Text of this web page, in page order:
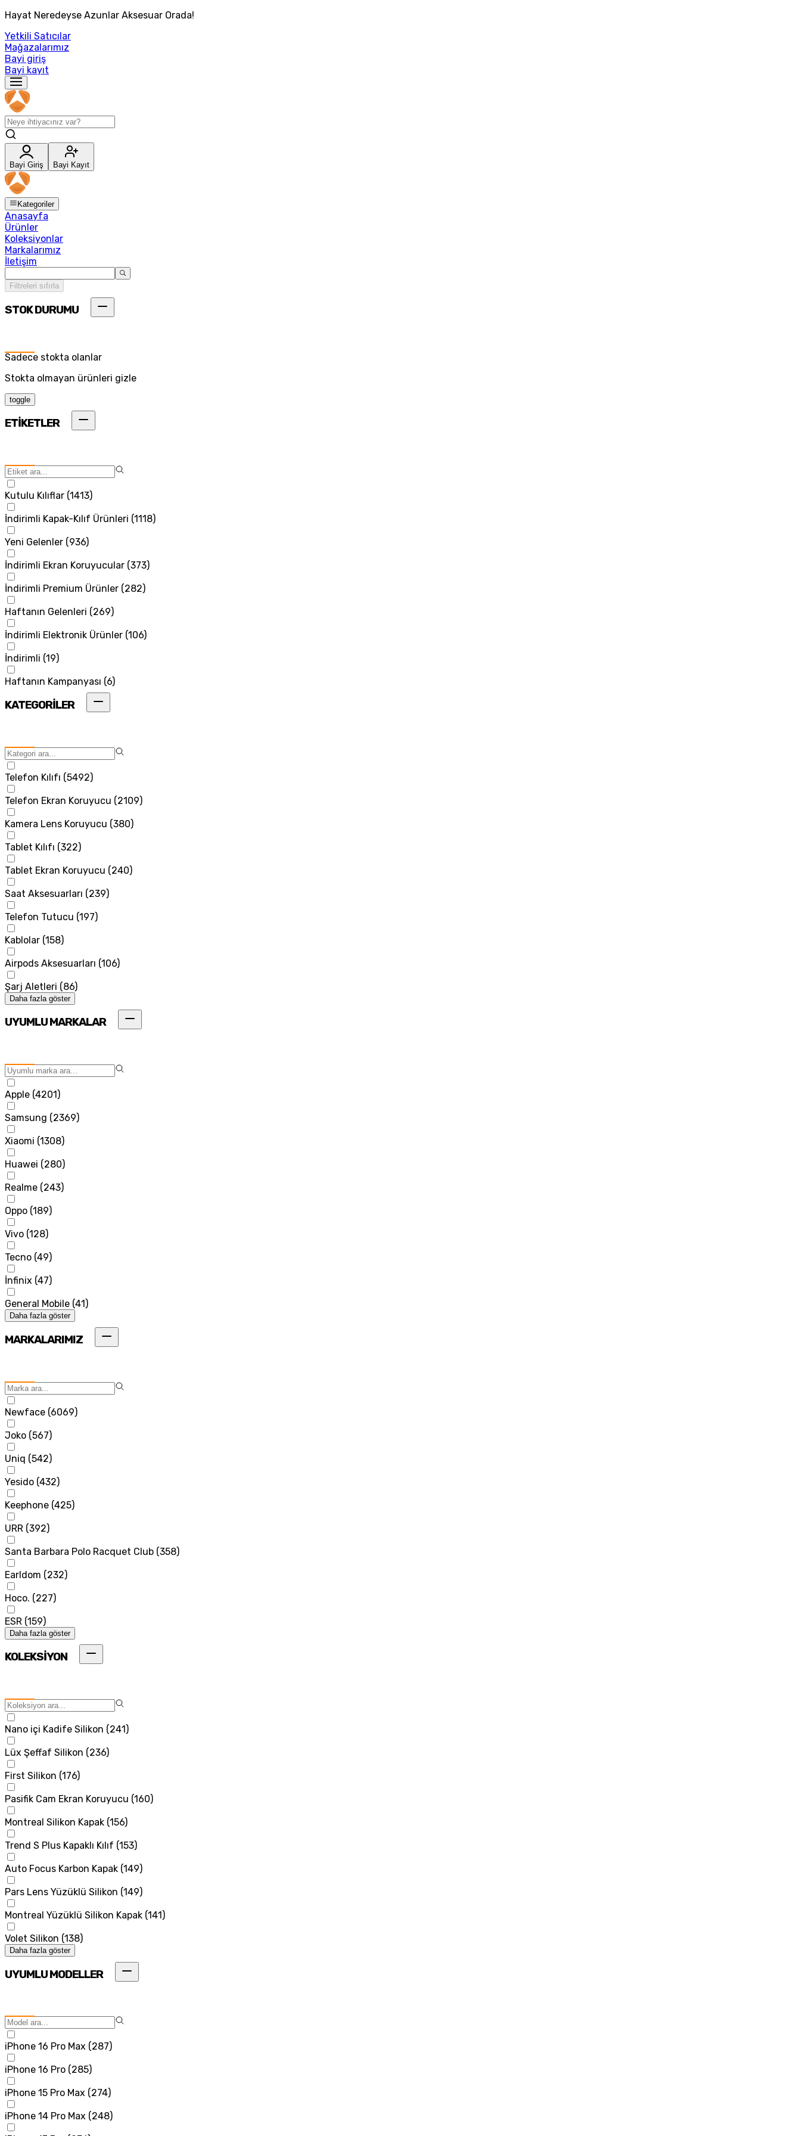
Hayat Neredeyse Azunlar Aksesuar Orada!
Yetkili Satıcılar
Mağazalarımız
Bayi giriş
Bayi kayıt
Bayi Giriş Bayi Kayıt
Kategoriler
Anasayfa
Ürünler
Koleksiyonlar
Markalarımız
İletişim
Filtreleri sıfırla
STOK DURUMU
Sadece stokta olanlar
Stokta olmayan ürünleri gizle
toggle
ETİKETLER
Kutulu Kılıflar (1413)
İndirimli Kapak-Kılıf Ürünleri (1118)
Yeni Gelenler (936)
İndirimli Ekran Koruyucular (373)
İndirimli Premium Ürünler (282)
Haftanın Gelenleri (269)
İndirimli Elektronik Ürünler (106)
İndirimli (19)
Haftanın Kampanyası (6)
KATEGORİLER
Telefon Kılıfı (5492)
Telefon Ekran Koruyucu (2109)
Kamera Lens Koruyucu (380)
Tablet Kılıfı (322)
Tablet Ekran Koruyucu (240)
Saat Aksesuarları (239)
Telefon Tutucu (197)
Kablolar (158)
Airpods Aksesuarları (106)
Şarj Aletleri (86)
Daha fazla göster
UYUMLU MARKALAR
Apple (4201)
Samsung (2369)
Xiaomi (1308)
Huawei (280)
Realme (243)
Oppo (189)
Vivo (128)
Tecno (49)
İnfinix (47)
General Mobile (41)
Daha fazla göster
MARKALARIMIZ
Newface (6069)
Joko (567)
Uniq (542)
Yesido (432)
Keephone (425)
URR (392)
Santa Barbara Polo Racquet Club (358)
Earldom (232)
Hoco. (227)
ESR (159)
Daha fazla göster
KOLEKSİYON
Nano içi Kadife Silikon (241)
Lüx Şeffaf Silikon (236)
First Silikon (176)
Pasifik Cam Ekran Koruyucu (160)
Montreal Silikon Kapak (156)
Trend S Plus Kapaklı Kılıf (153)
Auto Focus Karbon Kapak (149)
Pars Lens Yüzüklü Silikon (149)
Montreal Yüzüklü Silikon Kapak (141)
Volet Silikon (138)
Daha fazla göster
UYUMLU MODELLER
iPhone 16 Pro Max (287)
iPhone 16 Pro (285)
iPhone 15 Pro Max (274)
iPhone 14 Pro Max (248)